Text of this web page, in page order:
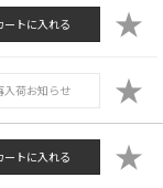
ートに入れる ★
入荷お知らせ ★
ートに入れる ★